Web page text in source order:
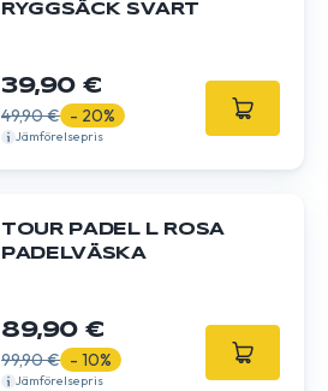
RYGGSÄCK SVART
39,90 €
49,90 € - 20%
Jämförelsepris
TOUR PADEL L ROSA
PADELVÄSKA
89,90 €
99,90 € - 10%
Jämförelsepris